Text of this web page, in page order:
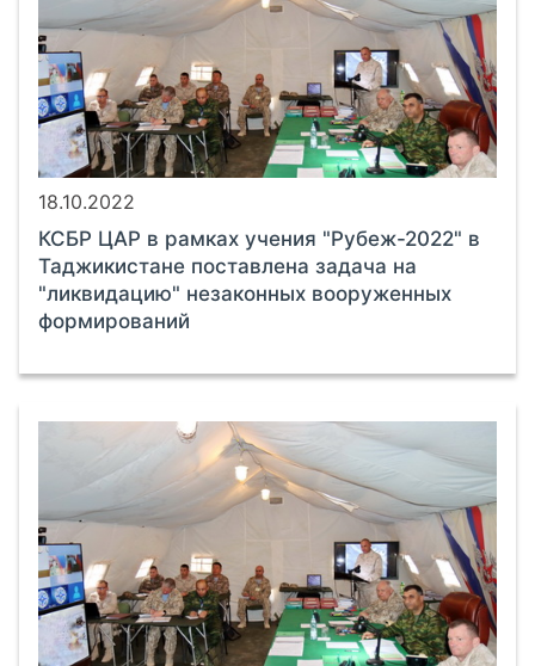
18.10.2022
КСБР ЦАР в рамках учения "Рубеж-2022" в
Таджикистане поставлена задача на
"ликвидацию" незаконных вооруженных
формирований